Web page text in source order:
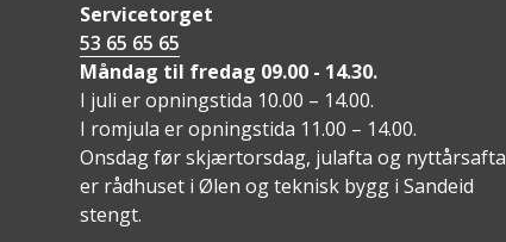
Servicetorget
53 65 65 65
Måndag til fredag 09.00 - 14.30.
I juli er opningstida 10.00 – 14.00.
I romjula er opningstida 11.00 – 14.00.
Onsdag før skjærtorsdag, julafta og nyttårsafta
er rådhuset i Ølen og teknisk bygg i Sandeid
stengt.